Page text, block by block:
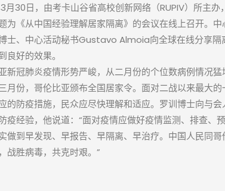
月30日，由考卡山谷省高校创新网络（RUPIV）所主办
为《从中国经验理解居家隔离》的会议在线上召开。中
士、中心活动秘书Gustavo Almoia向全球在线分享隔
良好的效果。
新冠肺炎疫情形势严峻，从二月份的个位数病例情况猛
月份，哥伦比亚颁布全国居家令。面对二战以来最大的
的防疫措施，民众应尽快理解和适应。罗训博士向与会
疫经验，他说道：“面对疫情应做好疫情监测、排查、
做到早发现、早报告、早隔离、早治疗。中国人民同哥
战胜病毒，共克时艰。”